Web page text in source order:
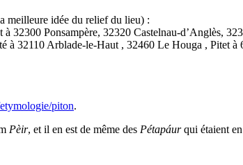
meilleure idée du relief du lieu) :
32300 Ponsampère, 32320 Castelnau-d’Anglès,
à 32110 Arblade-le-Haut , 32460 Le Houga , Pitet
piton.
Pèir, et il en est de même des Pétapáurqui étaient